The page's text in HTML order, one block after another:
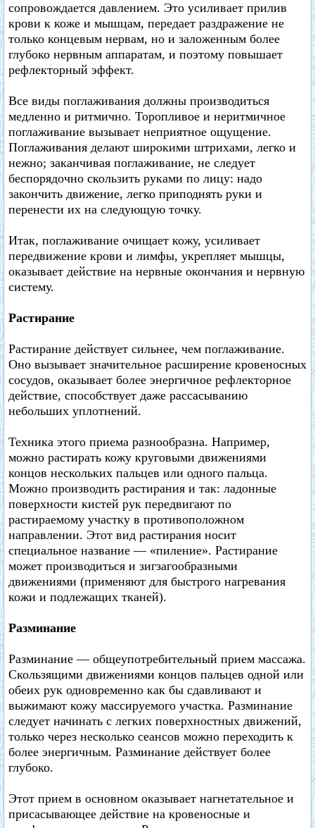
сопровождается давлением. Это усиливает прилив
крови к коже и мышцам, передает раздражение не
только концевым нервам, но и заложенным более
глубоко нервным аппаратам, и поэтому повышает
рефлекторный эффект.
Все виды поглаживания должны производиться
медленно и ритмично. Торопливое и неритмичное
поглаживание вызывает неприятное ощущение.
Поглаживания делают широкими штрихами, легко и
нежно; заканчивая поглаживание, не следует
беспорядочно скользить руками по лицу: надо
закончить движение, легко приподнять руки и
перенести их на следующую точку.
Итак, поглаживание очищает кожу, усиливает
передвижение крови и лимфы, укрепляет мышцы,
оказывает действие на нервные окончания и нервную
систему.
Растирание
Растирание действует сильнее, чем поглаживание.
Оно вызывает значительное расширение кровеносных
сосудов, оказывает более энергичное рефлекторное
действие, способствует даже рассасыванию
небольших уплотнений.
Техника этого приема разнообразна. Например,
можно растирать кожу круговыми движениями
концов нескольких пальцев или одного пальца.
Можно производить растирания и так: ладонные
поверхности кистей рук передвигают по
растираемому участку в противоположном
направлении. Этот вид растирания носит
специальное название — «пиление». Растирание
может производиться и зигзагообразными
движениями (применяют для быстрого нагревания
кожи и подлежащих тканей).
Разминание
Разминание — общеупотребительный прием массажа.
Скользящими движениями концов пальцев одной или
обеих рук одновременно как бы сдавливают и
выжимают кожу массируемого участка. Разминание
следует начинать с легких поверхностных движений,
только через несколько сеансов можно переходить к
более энергичным. Разминание действует более
глубоко.
Этот прием в основном оказывает нагнетательное и
присасывающее действие на кровеносные и